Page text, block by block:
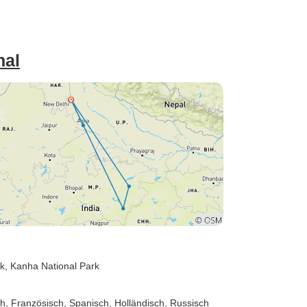
– alles in
Fahrer
und wir
Straßen-
vorbereitet …
oder
Teil dieser
Reise sind.
– meist
um auf
Tore um 5:30
, Kanha National Park
Französisch, Spanisch, Holländisch, Russisch